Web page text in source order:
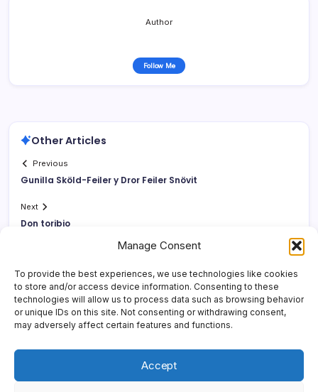
Manage Consent
To provide the best experiences, we use technologies like cookies
to store and/or access device information. Consenting to these
technologies will allow us to process data such as browsing behavior
or unique IDs on this site. Not consenting or withdrawing consent,
may adversely affect certain features and functions.
Accept
Author
Follow Me
Other Articles
Previous
Gunilla Sköld-Feiler y Dror Feiler Snövit
Next
Don toribio